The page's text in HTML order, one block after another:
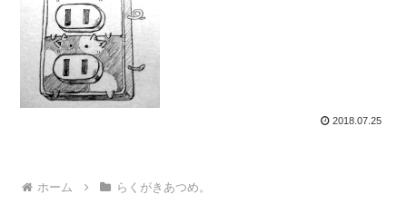
2018.07.25
ホーム らくがきあつめ。